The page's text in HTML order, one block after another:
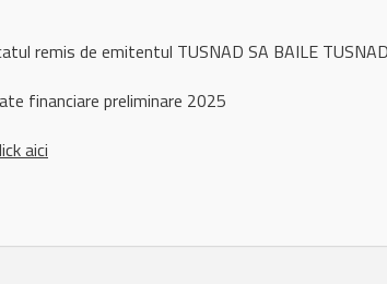
remis de emitentul TUSNAD SA BAILE
financiare preliminare 2025
aici